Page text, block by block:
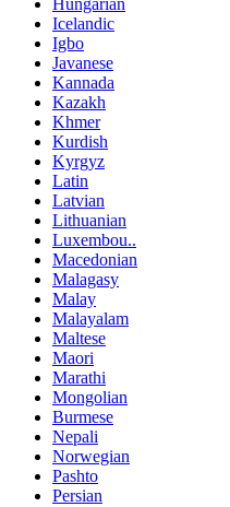
Icelandic
Igbo
Javanese
Kannada
Kazakh
Khmer
Kurdish
Kyrgyz
Latin
Latvian
Lithuanian
Luxembou..
Macedonian
Malagasy
Malay
Malayalam
Maltese
Maori
Marathi
Mongolian
Burmese
Nepali
Norwegian
Pashto
Persian